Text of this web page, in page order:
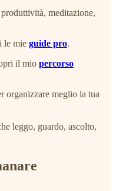
produttività, meditazione,
le mie guide pro.
il mio percorso
organizzare meglio la tua
leggo, guardo, ascolto,